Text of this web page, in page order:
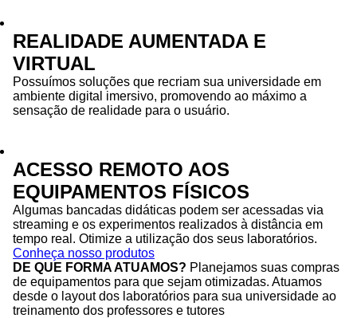
REALIDADE AUMENTADA E
VIRTUAL
Possuímos soluções que recriam sua universidade em
ambiente digital imersivo, promovendo ao máximo a
sensação de realidade para o usuário.
ACESSO REMOTO AOS
EQUIPAMENTOS FÍSICOS
Algumas bancadas didáticas podem ser acessadas via
streaming e os experimentos realizados à distância em
tempo real. Otimize a utilização dos seus laboratórios.
Conheça nosso produtos
DE QUE FORMA ATUAMOS? Planejamos suas compras
de equipamentos para que sejam otimizadas. Atuamos
desde o layout dos laboratórios para sua universidade ao
treinamento dos professores e tutores